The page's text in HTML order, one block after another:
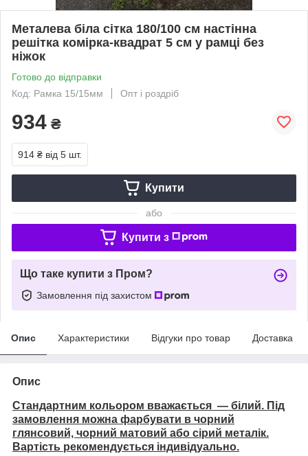
Металева біла сітка 180/100 см настінна
решітка комірка-квадрат 5 см у рамці без
ніжок
Готово до відправки
Код: Рамка 15/15мм
Опт і роздріб
934 ₴
914 ₴ від 5 шт.
Купити
або
Купити з
Що таке купити з Пром?
Замовлення під захистом
Опис Характеристики Відгуки про товар Доставка
Опис
Стандартним кольором вважається — білий. Під
замовлення можна фарбувати в чорний
глянсовий, чорний матовий або сірий металік.
Вартість рекомендується індивідуально.